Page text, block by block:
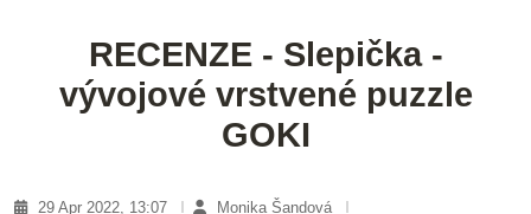
RECENZE - Slepička -
vývojové vrstvené puzzle
GOKI
29 Apr 2022, 13:07
Monika Šandová